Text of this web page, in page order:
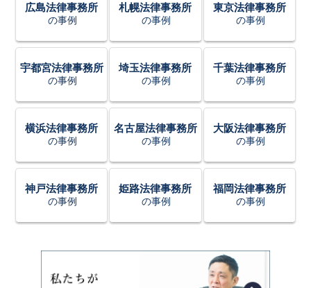
広島法律事務所
の事例
札幌法律事務所
の事例
東京法律事務所
の事例
宇都宮法律事務所
の事例
埼玉法律事務所
の事例
千葉法律事務所
の事例
横浜法律事務所
の事例
名古屋法律事務所
の事例
大阪法律事務所
の事例
神戸法律事務所
の事例
姫路法律事務所
の事例
福岡法律事務所
の事例